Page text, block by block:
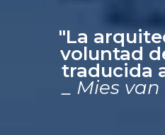
"La
voluntad
traducida
_ Mies